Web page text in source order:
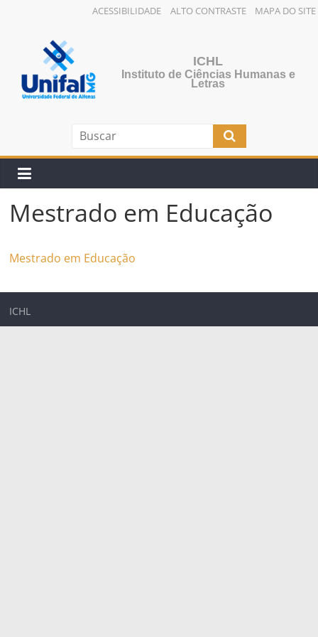
ACESSIBILIDADE ALTO CONTRASTE MAPA DO SITE
ICHL
Instituto de Ciências Humanas e
Letras
Mestrado em Educação
Mestrado em Educação
ICHL